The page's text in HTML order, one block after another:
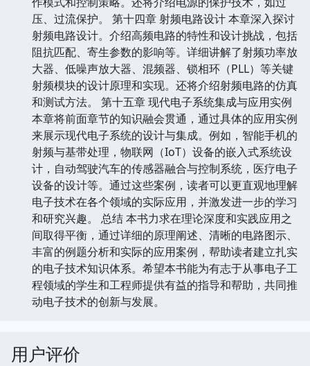
压、过流保护。 第十四章 射频电路设计 本章深入探讨
射频电路设计。介绍高频电路的特性和设计挑战，包括
阻抗匹配、寄生参数的影响等。详细讲解了射频功率放
大器、低噪声放大器、混频器、锁相环（PLL）等关键
射频模块的设计原理和实现。还将介绍射频电路的仿真
和测试方法。 第十五章 现代电子系统集成与应用实例
本章将前面章节的知识融会贯通，通过具体的应用实例
来展示现代电子系统的设计与集成。例如，智能手机的
射频与基带处理，物联网（IoT）设备的嵌入式系统设
计，自动驾驶汽车的传感器融合与控制系统，医疗电子
设备的设计等。通过这些案例，读者可以更直观地理解
电子技术在各个领域的实际应用，并激发进一步的学习
和研究兴趣。 总结 本书力求在理论深度和实践应用之
间取得平衡，通过详细的原理阐述、清晰的电路图示、
丰富的例题分析和实际的应用案例，帮助读者建立扎实
的电子技术知识体系。希望本书能为有志于从事电子工
程领域的学生和工程师提供有益的指导和帮助，共同推
动电子技术的创新与发展。
用户评价